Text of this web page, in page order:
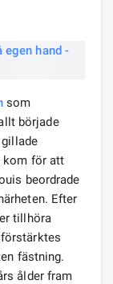
som
började
gillade
kom för att
beordrade
Efter
tillhöra
fästning.
ålder fram